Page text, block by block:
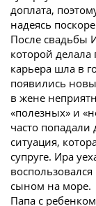
доплата,
надеясь
После свадьбы
которой делала
карьера шла в
появились
в жене
«полезных» и
часто
ситуация,
супруге. Ира
сыном на море.
Папа с